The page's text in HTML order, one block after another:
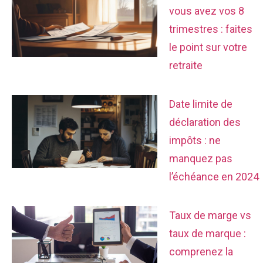
vous avez vos 8
trimestres : faites
le point sur votre
retraite
Date limite de
déclaration des
impôts : ne
manquez pas
l’échéance en 2024
Taux de marge vs
taux de marque :
comprenez la